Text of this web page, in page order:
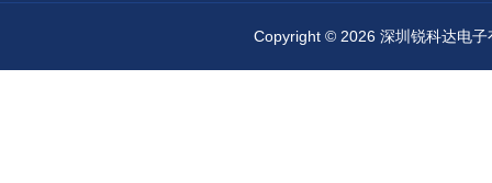
Copyright © 2026 深圳锐科达电